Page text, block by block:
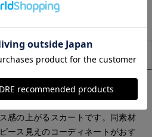
店
サイズ詳細 購入レビュー
材のロングスカート。きちんと見
。イレギュラーパターンテクニッ
感の上がるスカートです。同素材
ース見えのコーディネートがおす